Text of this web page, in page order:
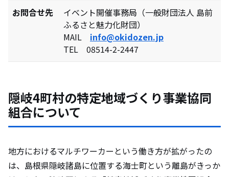
お問合せ先
イベント開催事務局（一般財団法人 島前
ふるさと魅力化財団）
MAIL info@okidozen.jp
TEL 08514-2-2447
隠岐4町村の特定地域づくり事業協同
組合について
地方におけるマルチワーカーという働き方が拡がったの
は、島根県隠岐諸島に位置する海士町という離島がきっか